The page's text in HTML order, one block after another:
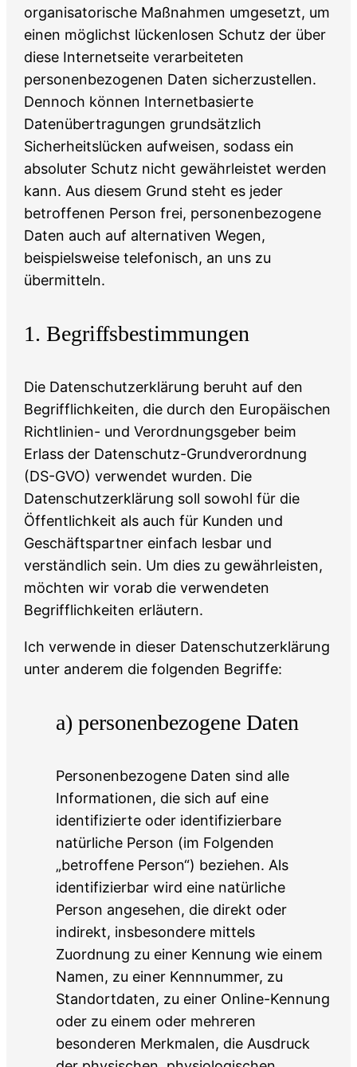
organisatorische Maßnahmen umgesetzt, um
einen möglichst lückenlosen Schutz der über
diese Internetseite verarbeiteten
personenbezogenen Daten sicherzustellen.
Dennoch können Internetbasierte
Datenübertragungen grundsätzlich
Sicherheitslücken aufweisen, sodass ein
absoluter Schutz nicht gewährleistet werden
kann. Aus diesem Grund steht es jeder
betroffenen Person frei, personenbezogene
Daten auch auf alternativen Wegen,
beispielsweise telefonisch, an uns zu
übermitteln.
1. Begriffsbestimmungen
Die Datenschutzerklärung beruht auf den
Begrifflichkeiten, die durch den Europäischen
Richtlinien- und Verordnungsgeber beim
Erlass der Datenschutz-Grundverordnung
(DS-GVO) verwendet wurden. Die
Datenschutzerklärung soll sowohl für die
Öffentlichkeit als auch für Kunden und
Geschäftspartner einfach lesbar und
verständlich sein. Um dies zu gewährleisten,
möchten wir vorab die verwendeten
Begrifflichkeiten erläutern.
Ich verwende in dieser Datenschutzerklärung
unter anderem die folgenden Begriffe:
a) personenbezogene Daten
Personenbezogene Daten sind alle
Informationen, die sich auf eine
identifizierte oder identifizierbare
natürliche Person (im Folgenden
„betroffene Person“) beziehen. Als
identifizierbar wird eine natürliche
Person angesehen, die direkt oder
indirekt, insbesondere mittels
Zuordnung zu einer Kennung wie einem
Namen, zu einer Kennnummer, zu
Standortdaten, zu einer Online-Kennung
oder zu einem oder mehreren
besonderen Merkmalen, die Ausdruck